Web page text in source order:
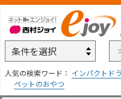
人気の検索ワード： インパクトド
ペットのおやつ